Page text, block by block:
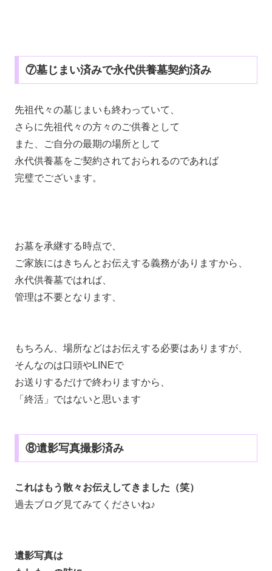
⑦墓じまい済みで永代供養墓契約済み
先祖代々の墓じまいも終わっていて、
さらに先祖代々の方々のご供養として
また、ご自分の最期の場所として
永代供養墓をご契約されておられるのであれば
完璧でございます。
お墓を承継する時点で、
ご家族にはきちんとお伝えする義務がありますから、
永代供養墓ではれば、
管理は不要となります、
もちろん、場所などはお伝えする必要はありますが、
そんなのは口頭やLINEで
お送りするだけで終わりますから、
「終活」ではないと思います
⑧遺影写真撮影済み
これはもう散々お伝えしてきました（笑）
過去ブログ見てみてくださいね♪
遺影写真は